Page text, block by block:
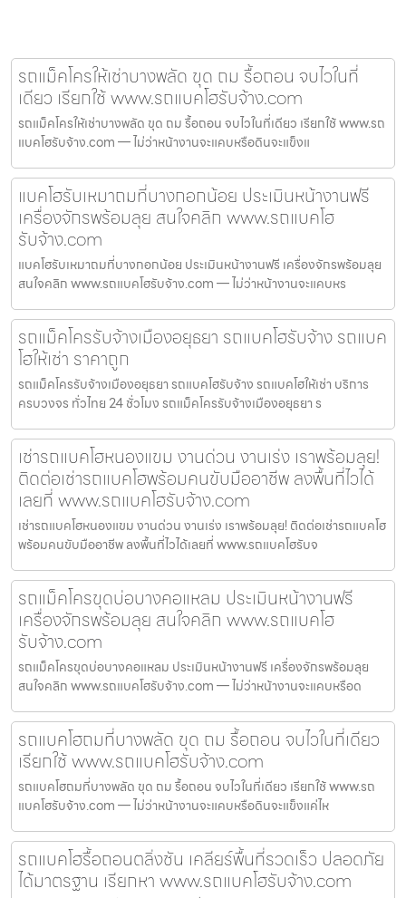
รถแม็คโครให้เช่าบางพลัด ขุด ถม รื้อถอน จบไวในที่
เดียว เรียกใช้ www.รถแบคโฮรับจ้าง.com
รถแม็คโครให้เช่าบางพลัด ขุด ถม รื้อถอน จบไวในที่เดียว เรียกใช้ www.รถ
แบคโฮรับจ้าง.com — ไม่ว่าหน้างานจะแคบหรือดินจะแข็งแ
แบคโฮรับเหมาถมที่บางกอกน้อย ประเมินหน้างานฟรี
เครื่องจักรพร้อมลุย สนใจคลิก www.รถแบคโฮ
รับจ้าง.com
แบคโฮรับเหมาถมที่บางกอกน้อย ประเมินหน้างานฟรี เครื่องจักรพร้อมลุย
สนใจคลิก www.รถแบคโฮรับจ้าง.com — ไม่ว่าหน้างานจะแคบหร
รถแม็คโครรับจ้างเมืองอยุธยา รถแบคโฮรับจ้าง รถแบค
โฮให้เช่า ราคาถูก
รถแม็คโครรับจ้างเมืองอยุธยา รถแบคโฮรับจ้าง รถแบคโฮให้เช่า บริการ
ครบวงจร ทั่วไทย 24 ชั่วโมง รถแม็คโครรับจ้างเมืองอยุธยา ร
เช่ารถแบคโฮหนองแขม งานด่วน งานเร่ง เราพร้อมลุย!
ติดต่อเช่ารถแบคโฮพร้อมคนขับมืออาชีพ ลงพื้นที่ไวได้
เลยที่ www.รถแบคโฮรับจ้าง.com
เช่ารถแบคโฮหนองแขม งานด่วน งานเร่ง เราพร้อมลุย! ติดต่อเช่ารถแบคโฮ
พร้อมคนขับมืออาชีพ ลงพื้นที่ไวได้เลยที่ www.รถแบคโฮรับจ
รถแม็คโครขุดบ่อบางคอแหลม ประเมินหน้างานฟรี
เครื่องจักรพร้อมลุย สนใจคลิก www.รถแบคโฮ
รับจ้าง.com
รถแม็คโครขุดบ่อบางคอแหลม ประเมินหน้างานฟรี เครื่องจักรพร้อมลุย
สนใจคลิก www.รถแบคโฮรับจ้าง.com — ไม่ว่าหน้างานจะแคบหรือด
รถแบคโฮถมที่บางพลัด ขุด ถม รื้อถอน จบไวในที่เดียว
เรียกใช้ www.รถแบคโฮรับจ้าง.com
รถแบคโฮถมที่บางพลัด ขุด ถม รื้อถอน จบไวในที่เดียว เรียกใช้ www.รถ
แบคโฮรับจ้าง.com — ไม่ว่าหน้างานจะแคบหรือดินจะแข็งแค่ไห
รถแบคโฮรื้อถอนตลิ่งชัน เคลียร์พื้นที่รวดเร็ว ปลอดภัย
ได้มาตรฐาน เรียกหา www.รถแบคโฮรับจ้าง.com